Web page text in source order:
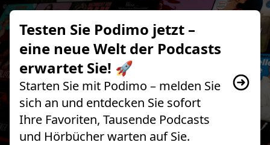
Testen Sie Podimo jetzt –
eine neue Welt der Podcasts
erwartet Sie! 🚀
Starten Sie mit Podimo – melden Sie
sich an und entdecken Sie sofort
Ihre Favoriten, Tausende Podcasts
und Hörbücher warten auf Sie.